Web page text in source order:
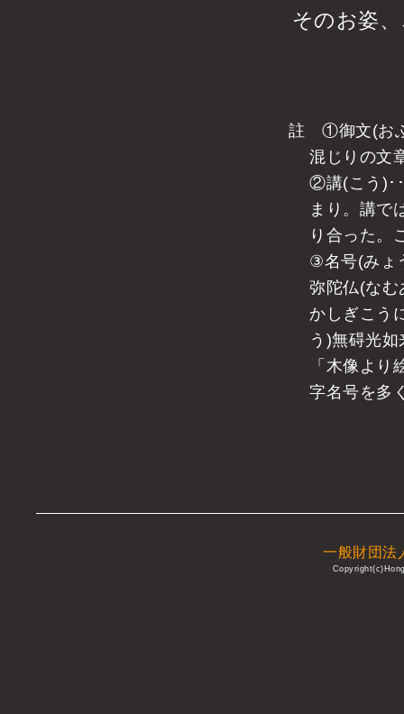
そのお姿、
註 ①御文(おふ
混じりの文
②講(こう)･
まり。講で
り合った。
③名号(みょ
弥陀仏(なむ
かしぎこう
う)無碍光
「木像よ
字名号を多
一般財団